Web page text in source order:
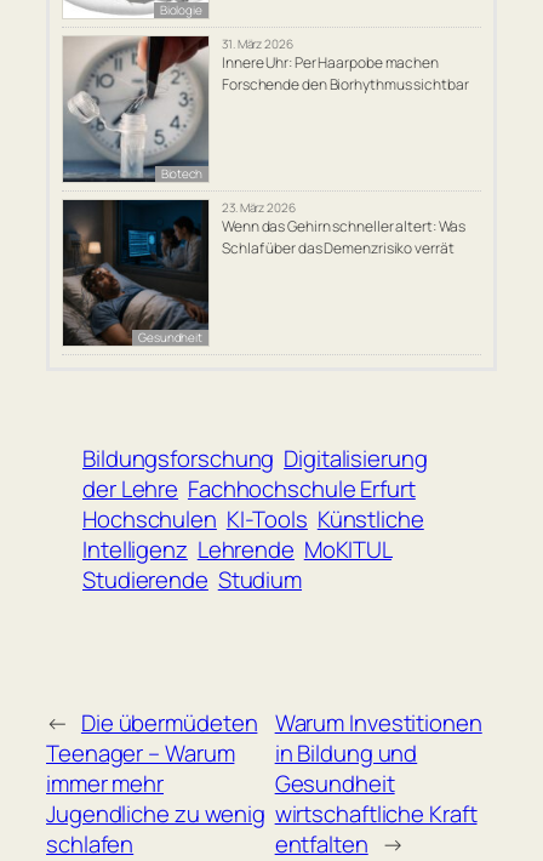
Biologie
Biotech
31. März 2026
Innere Uhr: Per Haarpobe machen
Forschende den Biorhythmus sichtbar
Gesundheit
23. März 2026
Wenn das Gehirn schneller altert: Was
Schlaf über das Demenzrisiko verrät
Bildungsforschung Digitalisierung
der Lehre Fachhochschule Erfurt
Hochschulen KI-Tools Künstliche
Intelligenz Lehrende MoKITUL
Studierende Studium
← Die übermüdeten
Teenager – Warum
immer mehr
Jugendliche zu wenig
schlafen
Warum Investitionen
in Bildung und
Gesundheit
wirtschaftliche Kraft
entfalten →